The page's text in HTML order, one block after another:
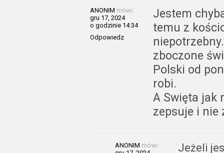
ANONIM mówi:
gru 17, 2024
o godzinie 14:34
Odpowiedz
Jestem
temu z
zboczone
Polski od
robi.
A Swięta jak
zepsuje i nie
ANONIM mówi:
Jeżeli